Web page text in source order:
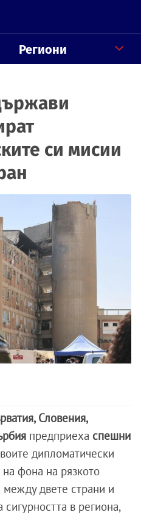
Региони
си мисии
Словения,
предприеха спешни
дипломатически
на фона на рязкото
между двете страни и
сигурността в региона,